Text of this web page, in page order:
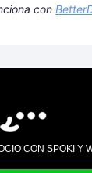
con
CON SPOKI Y